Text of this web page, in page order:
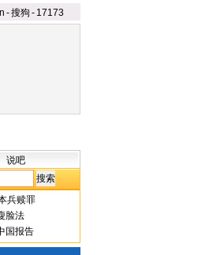
-搜狗 - 17173
说吧
兵赎罪
脸法
国报告